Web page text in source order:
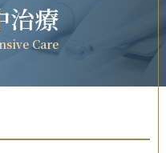
治療
Care